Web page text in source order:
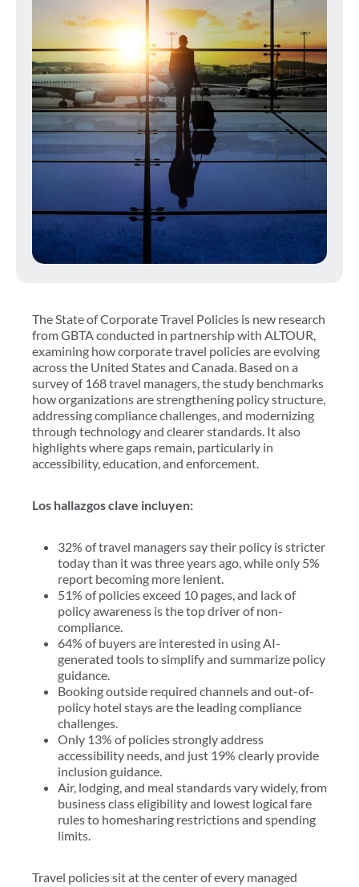
The State of Corporate Travel Policies is new research
from GBTA conducted in partnership with ALTOUR,
examining how corporate travel policies are evolving
across the United States and Canada. Based on a
survey of 168 travel managers, the study benchmarks
how organizations are strengthening policy structure,
addressing compliance challenges, and modernizing
through technology and clearer standards. It also
highlights where gaps remain, particularly in
accessibility, education, and enforcement.
Los hallazgos clave incluyen:
32% of travel managers say their policy is stricter
today than it was three years ago, while only 5%
report becoming more lenient.
51% of policies exceed 10 pages, and lack of
policy awareness is the top driver of non-
compliance.
64% of buyers are interested in using AI-
generated tools to simplify and summarize policy
guidance.
Booking outside required channels and out-of-
policy hotel stays are the leading compliance
challenges.
Only 13% of policies strongly address
accessibility needs, and just 19% clearly provide
inclusion guidance.
Air, lodging, and meal standards vary widely, from
business class eligibility and lowest logical fare
rules to homesharing restrictions and spending
limits.
Travel policies sit at the center of every managed